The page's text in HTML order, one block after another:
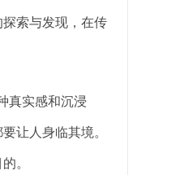
索与发现，在传
真实感和沉浸
让人身临其境。
。